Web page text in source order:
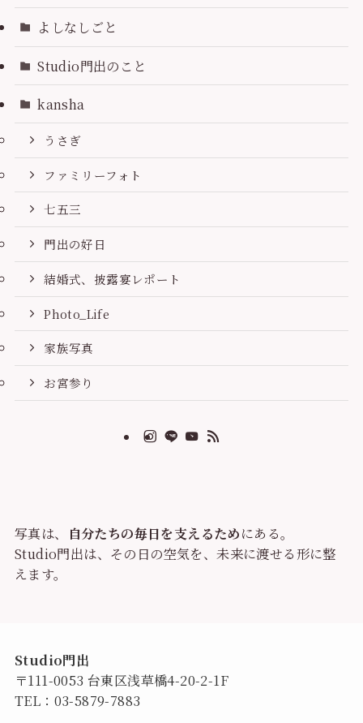
よしなしごと
Studio門出のこと
kansha
うさぎ
ファミリーフォト
七五三
門出の好日
結婚式、披露宴レポート
Photo_Life
家族写真
お宮参り
写真は、 自分たちの毎日を支えるためにある。
Studio門出は、その日の空気を、未来に渡せる形に整
えます。
Studio門出
〒111-0053 台東区浅草橋4-20-2-1F
TEL： 03-5879-7883